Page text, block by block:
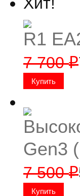
R1
7 700₽
Gen3
7 500₽